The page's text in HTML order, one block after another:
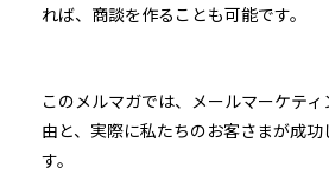
れば、商談を作ることも可能です。
このメルマガでは、メールマーケテ
由と、実際に私たちのお客さまが成
す。